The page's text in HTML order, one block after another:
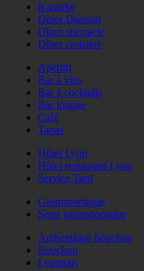
Karaoké
Dîner Dansant
Dîner spectacle
Dîner croisière
Apéritif
Bar à vins
Bar à cocktails
Bar lounge
Café
Tapas
Hôtel Lyon
Hôtel restaurant Lyon
Service Tard
Gastronomique
Semi gastronomique
Authentique bouchon
Bouchon
Lyonnais